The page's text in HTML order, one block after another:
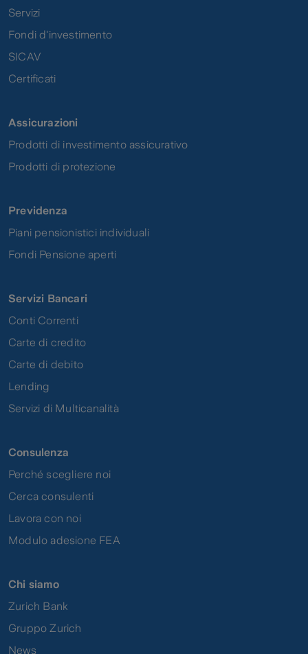
Servizi
Fondi d'investimento
SICAV
Certificati
Assicurazioni
Prodotti di investimento assicurativo
Prodotti di protezione
Previdenza
Piani pensionistici individuali
Fondi Pensione aperti
Servizi Bancari
Conti Correnti
Carte di credito
Carte di debito
Lending
Servizi di Multicanalità
Consulenza
Perché scegliere noi
Cerca consulenti
Lavora con noi
Modulo adesione FEA
Chi siamo
Zurich Bank
Gruppo Zurich
News